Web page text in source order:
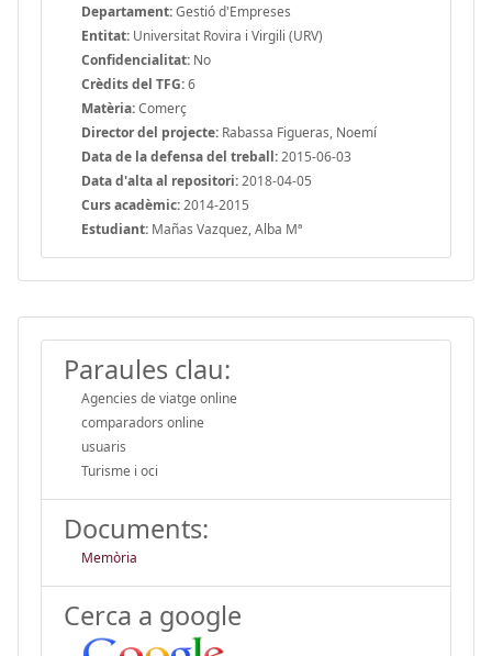
Departament:Gestió d'Empreses
Entitat: Universitat Rovira i Virgili (URV)
Confidencialitat: No
Crèdits del TFG:6
Matèria:Comerç
Director del projecte: Rabassa Figueras, Noemí
Data de la defensa del treball:2015-06-03
Data d'alta al repositori:2018-04-05
Curs acadèmic:2014-2015
Estudiant: Mañas Vazquez, Alba Mª
Paraules clau:
Agencies de viatge online
comparadors online
usuaris
Turisme i oci
Documents:
Memòria
Cerca a google